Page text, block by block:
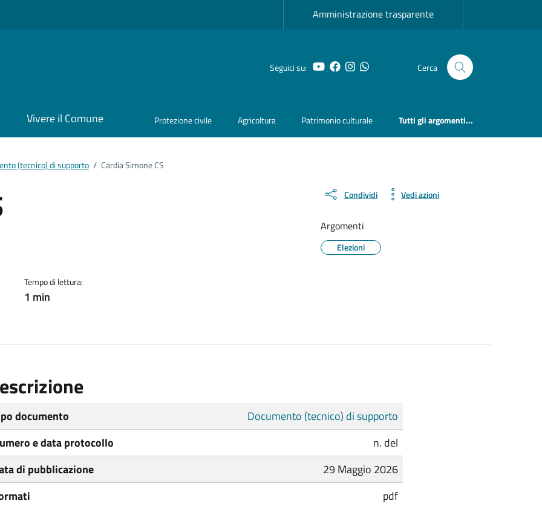
Amministrazione trasparente
Seguici su: YouTube
Facebook
Instagram
Whatsapp Cerca
Vivere il Comune Protezione civile Agricoltura Patrimonio culturale Tutti gli argomenti...
(tecnico) di supporto / Cardia Simone CS
Tempo di lettura:
1 min
Condividi Vedi azioni
Argomenti
Elezioni
documento
Documento (tecnico) di supporto
e data protocollo
n. del
di pubblicazione
29 Maggio 2026
pdf